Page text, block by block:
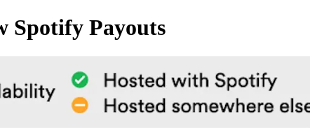
Spotify Payouts